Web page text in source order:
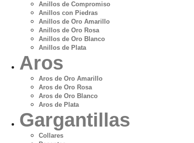
Anillos de Compromiso
Anillos con Piedras
Anillos de Oro Amarillo
Anillos de Oro Rosa
Anillos de Oro Blanco
Anillos de Plata
Aros
Aros de Oro Amarillo
Aros de Oro Rosa
Aros de Oro Blanco
Aros de Plata
Gargantillas
Collares